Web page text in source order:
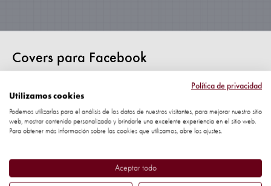
Covers para Facebook
Elije uno de los covers y haz clic en la imagen paraPolítica de privacidad
Utilizamos cookies
Podemos utilizarlas para el análisis de los datos de nuestros visitantes, para mejorar nuestro sitio
web, mostrar contenido personalizado y brindarle una excelente experiencia en el sitio web.
Para obtener más información sobre las cookies que utilizamos, abre los ajustes.
Aceptar todo